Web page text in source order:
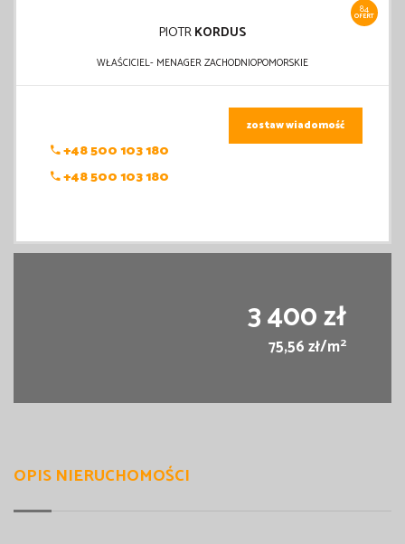
84
OFERT
PIOTRKORDUS
WŁAŚCICIEL- MENAGER ZACHODNIOPOMORSKIE
+48 500 103 180
+48 500 103 180
zostaw wiadomość
3 400 zł
75,56 zł/m2
OPIS NIERUCHOMOŚCI